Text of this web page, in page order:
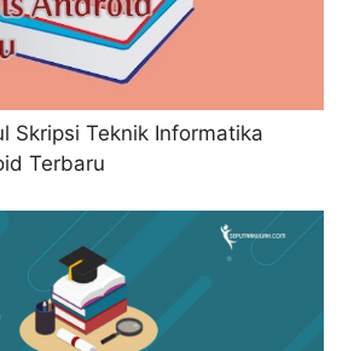
Skripsi Teknik Informatika
Terbaru